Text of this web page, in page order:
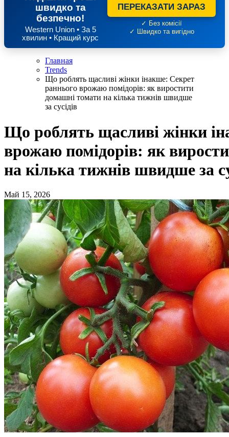
швидко та
безпечно!
Western Union • За 5
хвилин • Кращий курс
ПЕРЕКАЗАТИ ЗАРАЗ
✓ Без комісії
✓ Швидко та вигідно
Главная
Trends
Що роблять щасливі жінки інакше: Секрет
раннього врожаю помідорів: як виростити
домашні томати на кілька тижнів швидше
за сусідів
Що роблять щасливі жінки
врожаю помідорів: як
на кілька тижнів швидше за
Май 15, 2026